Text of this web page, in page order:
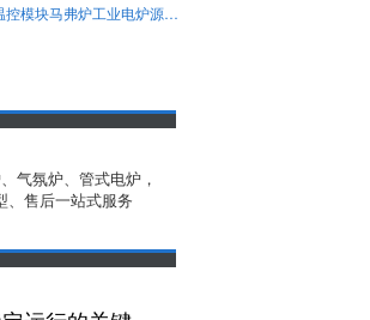
真空气氛炉-工业级PLC智能温控模块马弗炉工业电炉源头生产厂家-洛阳贝斯克
气氛炉、管式电炉，
售后一站式服务